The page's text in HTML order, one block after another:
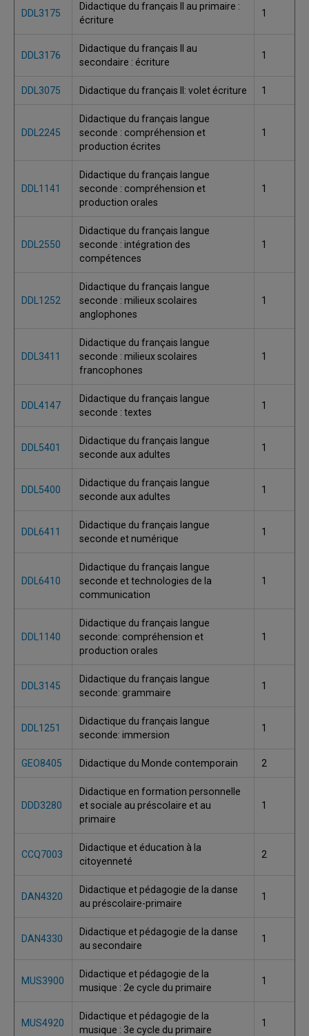
DDL3175
Didactique du français II au primaire :
écriture
1
DDL3176
Didactique du français II au
secondaire : écriture
1
DDL3075 Didactique du français II: volet écriture 1
DDL2245
Didactique du français langue
seconde : compréhension et
production écrites
1
DDL1141
Didactique du français langue
seconde : compréhension et
production orales
1
DDL2550
Didactique du français langue
seconde : intégration des
compétences
1
DDL1252
Didactique du français langue
seconde : milieux scolaires
anglophones
1
DDL3411
Didactique du français langue
seconde : milieux scolaires
francophones
1
DDL4147
Didactique du français langue
seconde : textes
1
DDL5401
Didactique du français langue
seconde aux adultes
1
DDL5400
Didactique du français langue
seconde aux adultes
1
DDL6411
Didactique du français langue
seconde et numérique
1
DDL6410
Didactique du français langue
seconde et technologies de la
communication
1
DDL1140
Didactique du français langue
seconde: compréhension et
production orales
1
DDL3145
Didactique du français langue
seconde: grammaire
1
DDL1251
Didactique du français langue
seconde: immersion
1
GEO8405 Didactique du Monde contemporain 2
DDD3280
Didactique en formation personnelle
et sociale au préscolaire et au
primaire
1
CCQ7003
Didactique et éducation à la
citoyenneté
2
DAN4320
Didactique et pédagogie de la danse
au préscolaire-primaire
1
DAN4330
Didactique et pédagogie de la danse
au secondaire
1
MUS3900
Didactique et pédagogie de la
musique : 2e cycle du primaire
1
MUS4920
Didactique et pédagogie de la
musique : 3e cycle du primaire
1